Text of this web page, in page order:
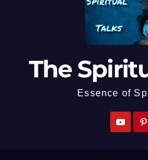
The
Essence of